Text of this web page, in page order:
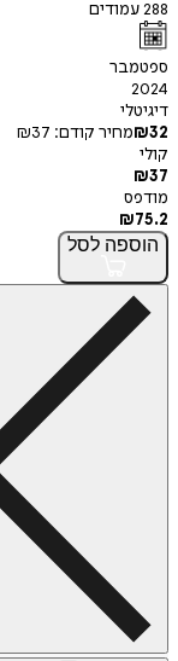
288עמודים
ספטמבר
2024
דיגיטלי
₪32 מחיר קודם: ₪37
קולי
₪37
מודפס
₪75.2
הוספה לסל